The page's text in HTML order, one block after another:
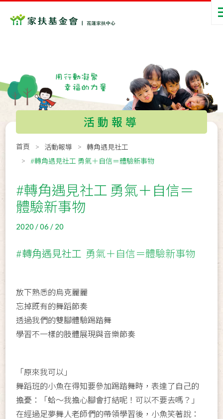
活動報導
首頁 活動報導
轉角遇見社工
#轉角遇見社工 勇氣＋自信＝體驗新事物
#轉角遇見社工 勇氣＋自信＝
體驗新事物
2020 / 06 / 20
#轉角遇見社工 勇氣＋自信＝體驗新事物
放下熟悉的烏克麗麗
忘掉既有的舞蹈節奏
透過我們的雙腳體驗踢踏舞
學習不一樣的肢體展現與音樂節奏
「原來我可以」
舞蹈班的小魚在得知要參加踢踏舞時，表達了自己的
擔憂：「蛤～我擔心腳會打結呢！可以不要去嗎？」
在經過足夢舞人老師們的帶領學習後，小魚笑著說：